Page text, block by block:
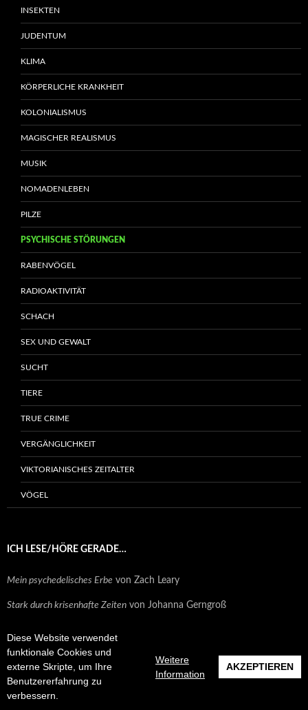
Diese Website verwendet
funktionale Cookies und
externe Skripte, um Ihre
Benutzererfahrung zu
verbessern.
Weitere
Information
AKZEPTIEREN
INSEKTEN
JUDENTUM
KLIMA
KÖRPERLICHE KRANKHEIT
KOLONIALISMUS
MAGISCHER REALISMUS
MUSIK
NOMADENLEBEN
PILZE
PSYCHISCHE STÖRUNGEN
RABENVÖGEL
RADIOAKTIVITÄT
SCHACH
SEX UND GEWALT
SUCHT
TIERE
TRUE CRIME
VERGÄNGLICHKEIT
VIKTORIANISCHES ZEITALTER
VÖGEL
ICH LESE/HÖRE GERADE…
Mein psychedelisches Erbe von Zach Leary
Stark durch krisenhafte Zeiten von Johanna Gerngroß
Überleben im Kongo von Judith Raupp
Wenn sie wüsste. Thriller (The Housemaid, Band 1) von Freida McFadden
Yesteryearvon Caro Claire Burke (Hörbuch)